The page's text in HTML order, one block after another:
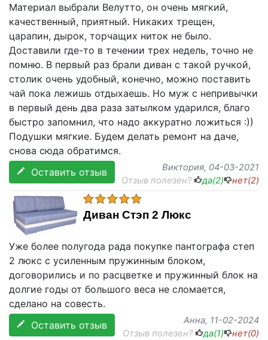
Материал выбрали Велутто, он очень мягкий,
качественный, приятный. Никаких трещен,
царапин, дырок, торчащих ниток не было.
Доставили где-то в течении трех недель, точно не
помню. В первый раз брали диван с такой ручкой,
столик очень удобный, конечно, можно поставить
чай пока лежишь отдыхаешь. Но муж с непривычки
в первый день два раза затылком ударился, благо
быстро запомнил, что надо аккуратно ложиться :))
Подушки мягкие. Будем делать ремонт на даче,
снова сюда обратимся.
Оставить отзыв
Виктория, 04-03-2021
Отзыв полезен?
да(2) нет(2)
Диван Стэп 2 Люкс
Уже более полугода рада покупке пантографа степ
2 люкс с усиленным пружинным блоком,
договорились и по расцветке и пружинный блок на
долгие годы от большого веса не сломается,
сделано на совесть.
Оставить отзыв
Анна, 11-02-2024
Отзыв полезен?
да(1) нет(0)